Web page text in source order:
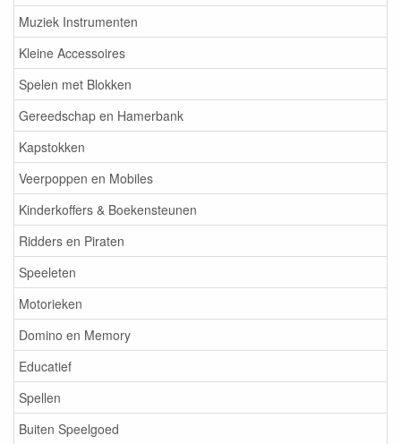
Muziek Instrumenten
Kleine Accessoires
Spelen met Blokken
Gereedschap en Hamerbank
Kapstokken
Veerpoppen en Mobiles
Kinderkoffers & Boekensteunen
Ridders en Piraten
Speeleten
Motorieken
Domino en Memory
Educatief
Spellen
Buiten Speelgoed